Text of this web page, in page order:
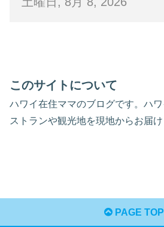
このサイトについて
ハワイ在住ママのブログです。ハ
ストランや観光地を現地からお届け
PAGE TOP